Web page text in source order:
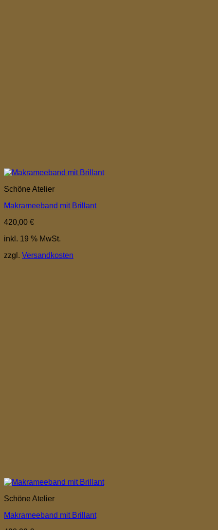
Schöne Atelier
Makrameeband mit Brillant
420,00 €
inkl. 19 % MwSt.
zzgl. Versandkosten
Schöne Atelier
Makrameeband mit Brillant